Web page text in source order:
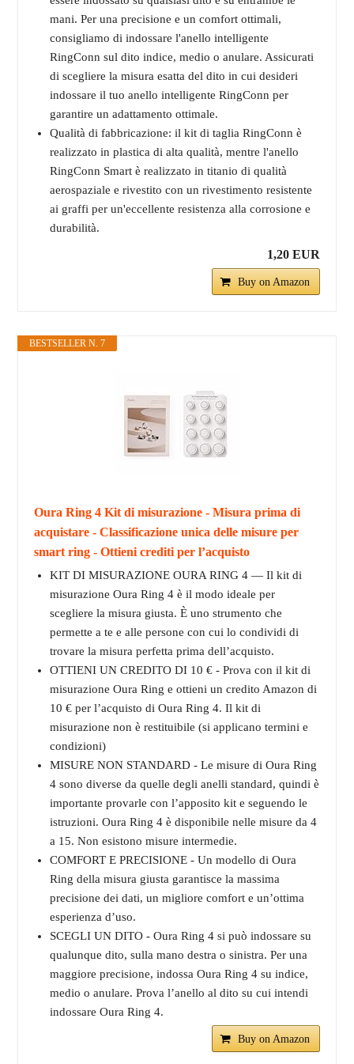
mani. Per una precisione e un comfort ottimali,
consigliamo di indossare l'anello intelligente
RingConn sul dito indice, medio o anulare. Assicurati
di scegliere la misura esatta del dito in cui desideri
indossare il tuo anello intelligente RingConn per
garantire un adattamento ottimale.
Qualità di fabbricazione: il kit di taglia RingConn è
realizzato in plastica di alta qualità, mentre l'anello
RingConn Smart è realizzato in titanio di qualità
aerospaziale e rivestito con un rivestimento resistente
ai graffi per un'eccellente resistenza alla corrosione e
durabilità.
1,20 EUR
Buy on Amazon
BESTSELLER N. 7
Oura Ring 4 Kit di misurazione - Misura prima di
acquistare - Classificazione unica delle misure per
smart ring - Ottieni crediti per l’acquisto
KIT DI MISURAZIONE OURA RING 4 — Il kit di
misurazione Oura Ring 4 è il modo ideale per
scegliere la misura giusta. È uno strumento che
permette a te e alle persone con cui lo condividi di
trovare la misura perfetta prima dell’acquisto.
OTTIENI UN CREDITO DI 10 € - Prova con il kit di
misurazione Oura Ring e ottieni un credito Amazon di
10 € per l’acquisto di Oura Ring 4. Il kit di
misurazione non è restituibile (si applicano termini e
condizioni)
MISURE NON STANDARD - Le misure di Oura Ring
4 sono diverse da quelle degli anelli standard, quindi è
importante provarle con l’apposito kit e seguendo le
istruzioni. Oura Ring 4 è disponibile nelle misure da 4
a 15. Non esistono misure intermedie.
COMFORT E PRECISIONE - Un modello di Oura
Ring della misura giusta garantisce la massima
precisione dei dati, un migliore comfort e un’ottima
esperienza d’uso.
SCEGLI UN DITO - Oura Ring 4 si può indossare su
qualunque dito, sulla mano destra o sinistra. Per una
maggiore precisione, indossa Oura Ring 4 su indice,
medio o anulare. Prova l’anello al dito su cui intendi
indossare Oura Ring 4.
Buy on Amazon